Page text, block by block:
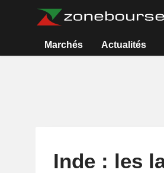
Marchés Actualités
Inde : les